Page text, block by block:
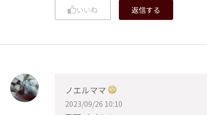
いいね 返信する
ノエルママ
2023/09/26 10:10